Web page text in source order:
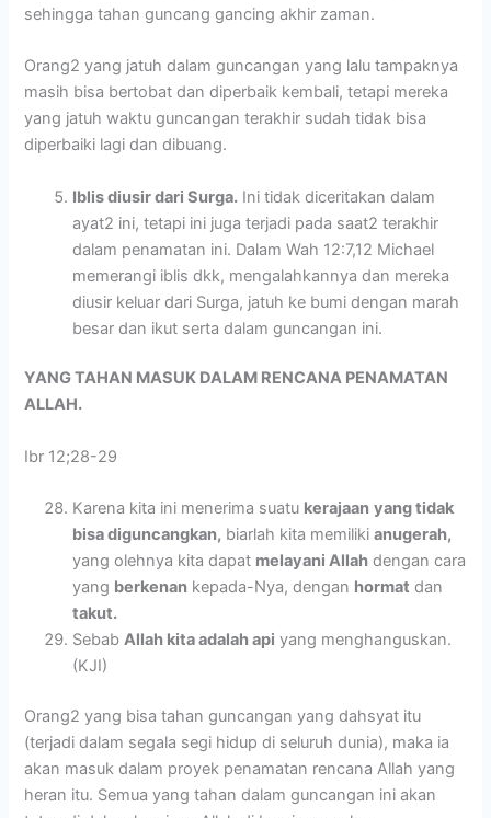
sehingga tahan guncang gancing akhir zaman.
Orang2 yang jatuh dalam guncangan yang lalu tampaknya
masih bisa bertobat dan diperbaik kembali, tetapi mereka
yang jatuh waktu guncangan terakhir sudah tidak bisa
diperbaiki lagi dan dibuang.
Iblis diusir dari Surga. Ini tidak diceritakan dalam
ayat2 ini, tetapi ini juga terjadi pada saat2 terakhir
dalam penamatan ini. Dalam Wah 12:7,12 Michael
memerangi iblis dkk, mengalahkannya dan mereka
diusir keluar dari Surga, jatuh ke bumi dengan marah
besar dan ikut serta dalam guncangan ini.
YANG TAHAN MASUK DALAM RENCANA PENAMATAN
ALLAH.
Ibr 12;28-29
Karena kita ini menerima suatu kerajaan yang tidak
bisa diguncangkan, biarlah kita memilikianugerah,
yang olehnya kita dapat melayani Allah dengan cara
yang berkenan kepada-Nya, dengan hormat dan
takut.
SebabAllah kita adalah api yang menghanguskan.
(KJI)
Orang2 yang bisa tahan guncangan yang dahsyat itu
(terjadi dalam segala segi hidup di seluruh dunia), maka ia
akan masuk dalam proyek penamatan rencana Allah yang
heran itu. Semua yang tahan dalam guncangan ini akan